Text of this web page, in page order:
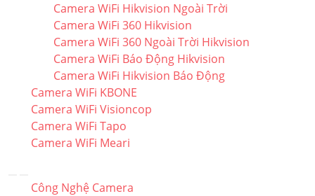
Camera WiFi Hikvision Ngoài Trời
Camera WiFi 360 Hikvision
Camera WiFi 360 Ngoài Trời Hikvision
Camera WiFi Báo Động Hikvision
Camera WiFi Hikvision Báo Động
Camera WiFi KBONE
Camera WiFi Visioncop
Camera WiFi Tapo
Camera WiFi Meari
Công Nghệ Camera